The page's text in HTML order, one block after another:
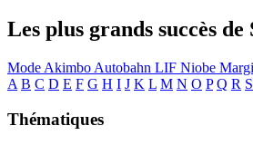
Les plus grands succès de
Mode Akimbo Autobahn LIF Niobe
A B C D E F G H I J K L M N O P Q R S
Thématiques